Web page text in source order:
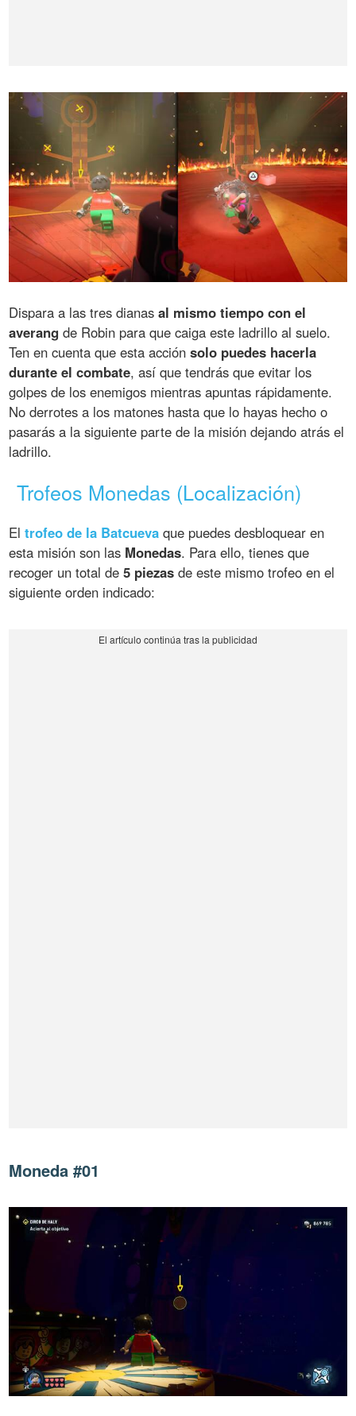
Dispara a las tres dianasal mismo tiempo con el
averang de Robin para que caiga este ladrillo al suelo.
Ten en cuenta que esta acciónsolo puedes hacerla
durante el combate, así que tendrás que evitar los
golpes de los enemigos mientras apuntas rápidamente.
No derrotes a los matones hasta que lo hayas hecho o
pasarás a la siguiente parte de la misión dejando atrás el
ladrillo.
Trofeos Monedas (Localización)
Eltrofeo de la Batcueva que puedes desbloquear en
esta misión son las Monedas. Para ello, tienes que
recoger un total de5 piezas de este mismo trofeo en el
siguiente orden indicado:
Moneda #01